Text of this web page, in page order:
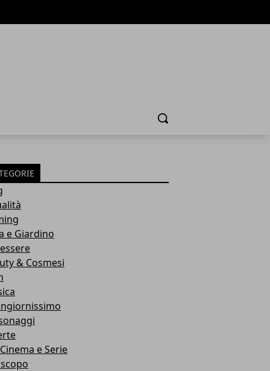
Cerca
e Giardino
& Cosmesi
e Serie